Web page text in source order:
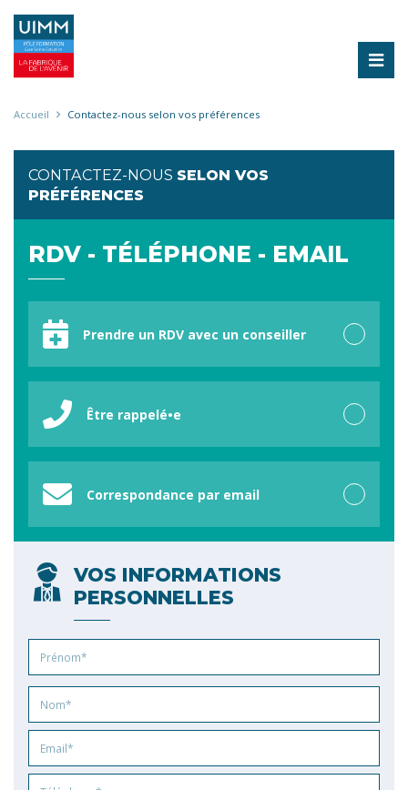
contenu
principal
Fil
Accueil Contactez-nous selon vos préférences
CONTACTEZ-NOUS SELON VOS
PRÉFÉRENCES
RDV - TÉLÉPHONE - EMAIL
préférencePrendre un RDV avec un conseiller
Être rappelé•e
Correspondance par email
VOS INFORMATIONS
PERSONNELLES